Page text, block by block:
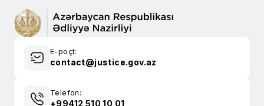
E-poçt:
contact@justice.gov.az
Telefon:
+99412 510 10 01